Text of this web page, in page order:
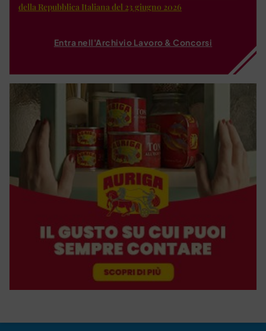
della Repubblica Italiana del 23 giugno 2026
Entra nell'Archivio Lavoro & Concorsi